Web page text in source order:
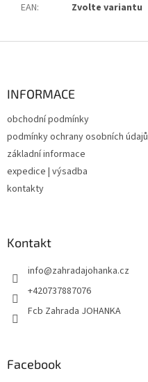
EAN: Zvolte variantu
INFORMACE
obchodní podmínky
podmínky ochrany osobních údajů
základní informace
expedice | výsadba
kontakty
Kontakt
info@zahradajohanka.cz
+420737887076
Fcb Zahrada JOHANKA
Facebook